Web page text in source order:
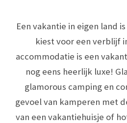
Een vakantie in eigen land
kiest voor een verblijf
accommodatie is een
nog eens heerlijk luxe!
glamorous camping en
gevoel van kamperen met
van een vakantiehuisje of